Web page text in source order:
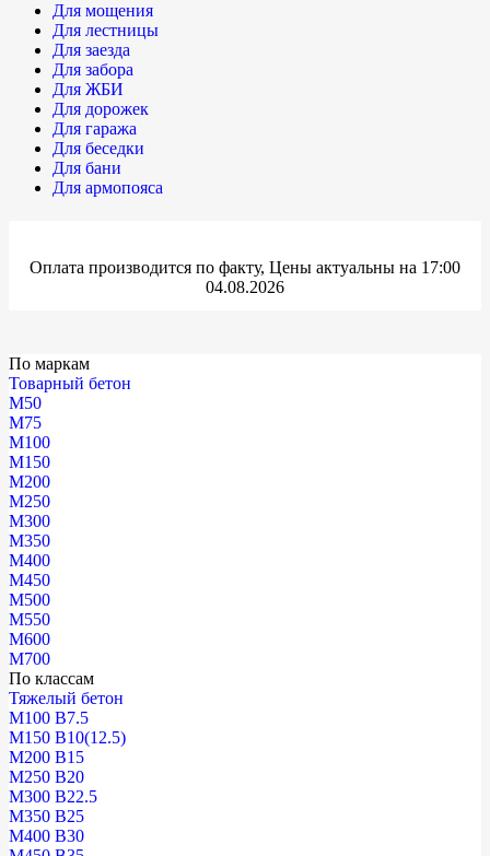
Для мощения
Для лестницы
Для заезда
Для забора
Для ЖБИ
Для дорожек
Для гаража
Для беседки
Для бани
Для армопояса
Оплата производится по факту, Цены актуальны на 17:00
04.08.2026
По маркам
Товарный бетон
М50
М75
М100
М150
М200
М250
М300
М350
М400
М450
М500
М550
М600
М700
По классам
Тяжелый бетон
М100 В7.5
М150 В10(12.5)
М200 В15
М250 В20
М300 В22.5
М350 В25
М400 В30